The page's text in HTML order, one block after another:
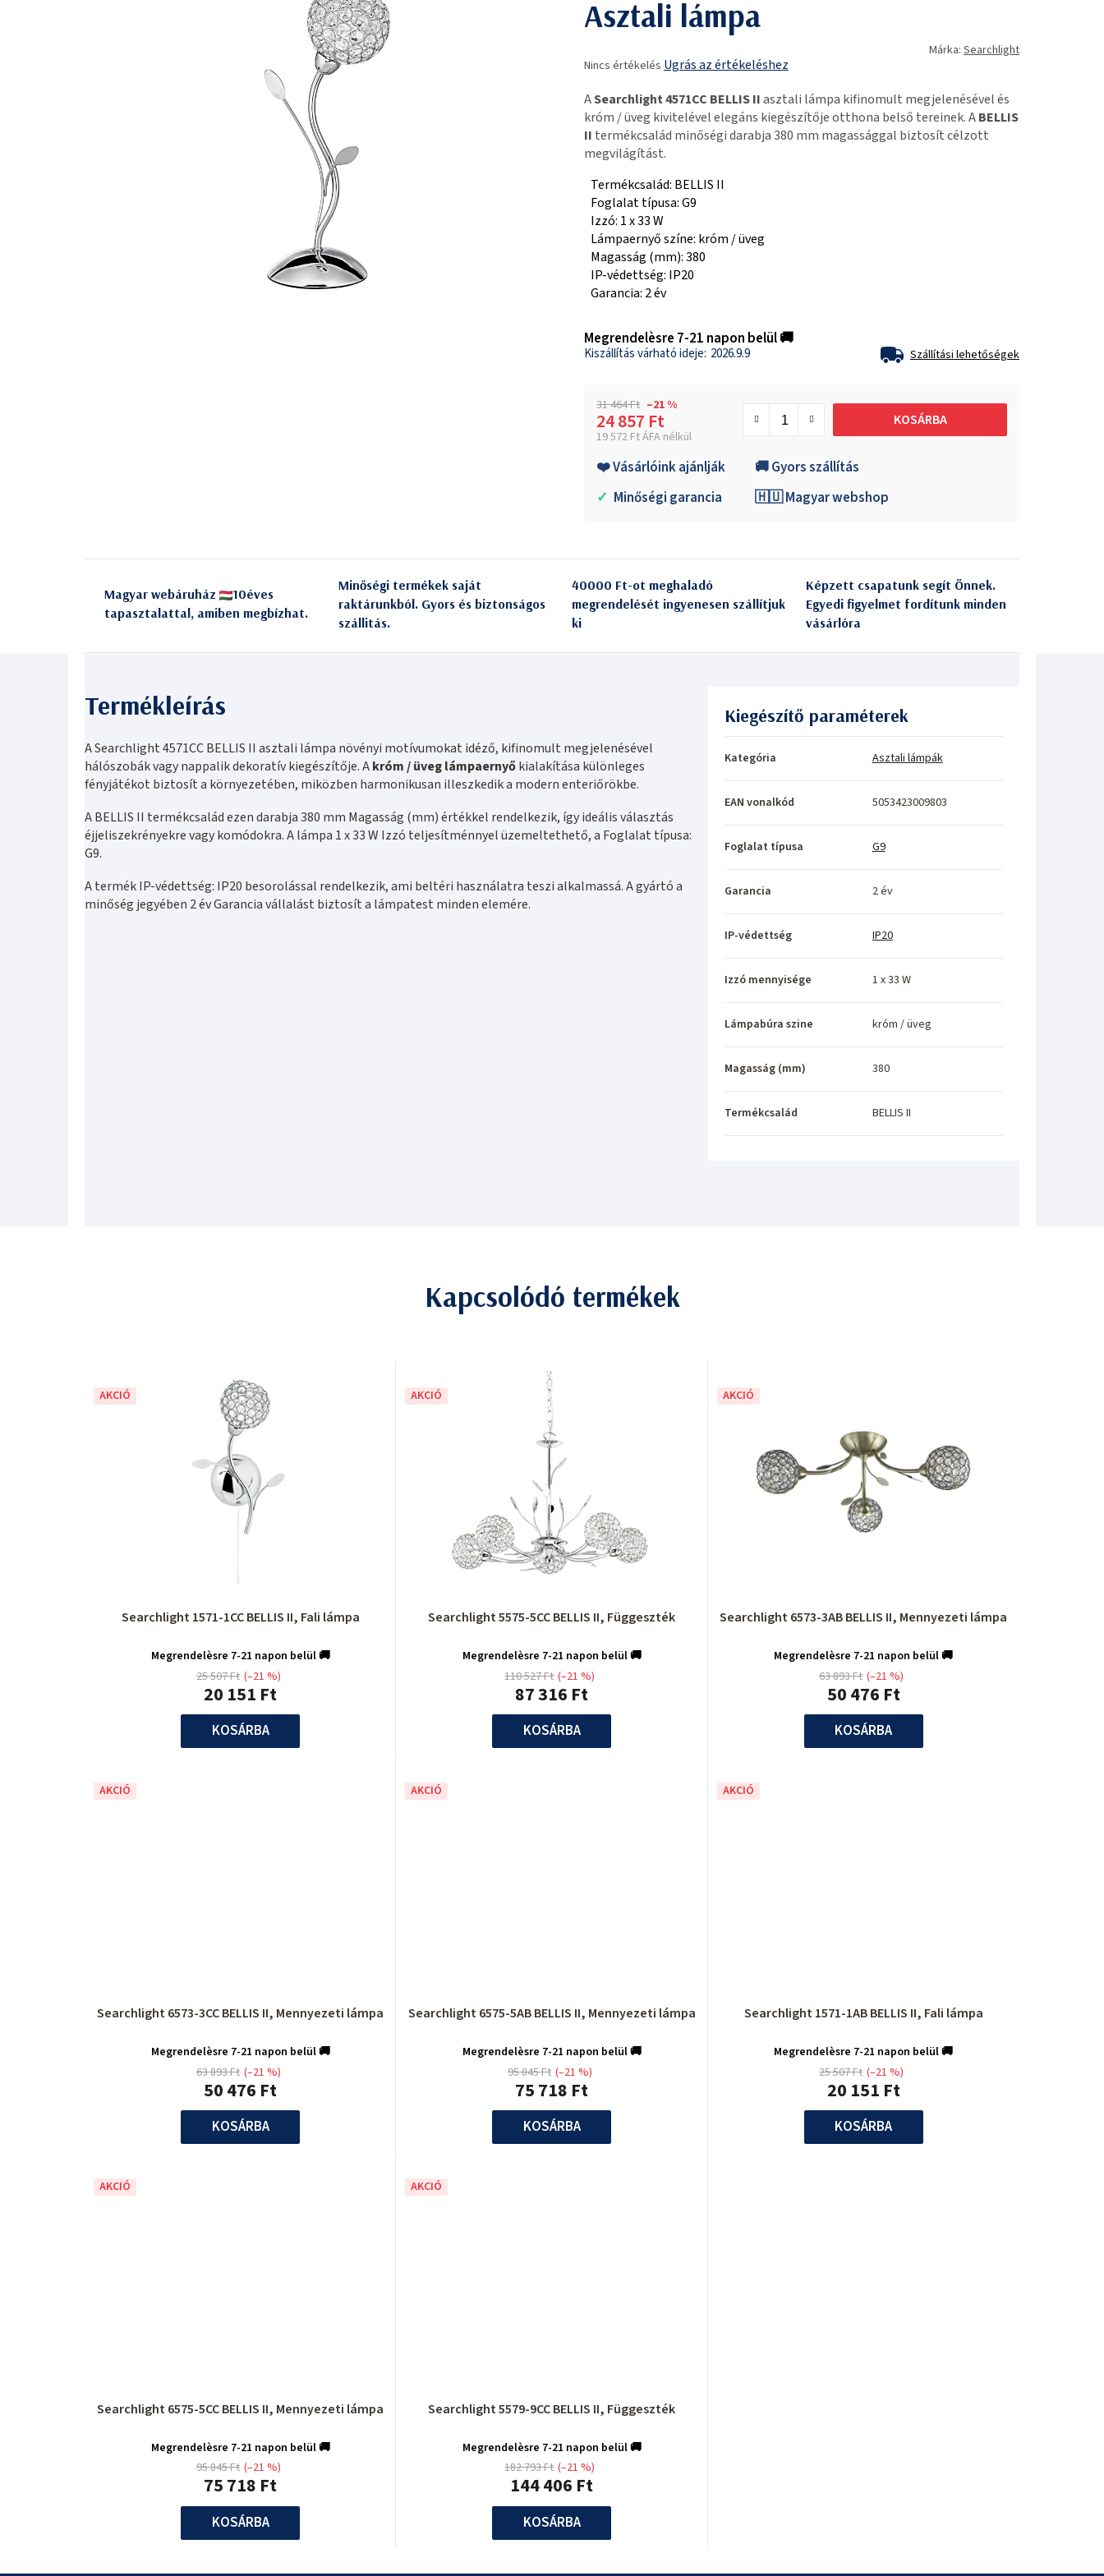
Asztali lámpa
termék
értékelése
5-
ből
0,0
csillag.
Nincs értékelés Ugrás az értékeléshez
Márka: Searchlight
ASearchlight 4571CC BELLIS IIasztali lámpa kifinomult megjelenésével és
króm / üveg kivitelével elegáns kiegészítője otthona belső tereinek. ABELLIS
II termékcsalád minőségi darabja 380 mm magassággal biztosít célzott
megvilágítást.
Termékcsalád: BELLIS II
Foglalat típusa: G9
Izzó: 1 x 33 W
Lámpaernyő színe: króm / üveg
Magasság (mm): 380
IP-védettség: IP20
Garancia: 2 év
Megrendelèsre 7-21 napon belül 🚚
2026.9.9 Szállítási lehetőségek
31 464 Ft –21 %
24 857 Ft
19 572 Ft ÁFA nélkül
KOSÁRBA
❤️ Vásárlóink ajánlják
🚚 Gyors szállítás
✓ Minőségi garancia 🇭🇺 Magyar webshop
Magyar webáruház
10éves
tapasztalattal, amiben megbízhat.
Minőségi termékek saját
raktárunkból. Gyors és biztonságos
szállitás.
40000 Ft-ot meghaladó
megrendelését ingyenesen szállítjuk
ki
Képzett csapatunk segít Önnek.
Egyedi figyelmet fordítunk minden
vásárlóra
A Searchlight 4571CC BELLIS II asztali lámpa növényi motívumokat idéző, kifinomult megjelenésével
hálószobák vagy nappalik dekoratív kiegészítője. Akróm / üveg lámpaernyőkialakítása különleges
fényjátékot biztosít a környezetében, miközben harmonikusan illeszkedik a modern enteriőrökbe.
A BELLIS II termékcsalád ezen darabja 380 mm Magasság (mm) értékkel rendelkezik, így ideális választás
éjjeliszekrényekre vagy komódokra. A lámpa 1 x 33 W Izzó teljesítménnyel üzemeltethető, a Foglalat típusa:
G9.
A termék IP-védettség: IP20 besorolással rendelkezik, ami beltéri használatra teszi alkalmassá. A gyártó a
minőség jegyében 2 év Garancia vállalást biztosít a lámpatest minden elemére.
Kiegészítő paraméterek
Kategória Asztali lámpák
EAN vonalkód 5053423009803
Foglalat típusa G9
Garancia 2 év
IP-védettség IP20
Izzó mennyisége 1 x 33 W
Lámpabúra szine króm / üveg
Magasság (mm) 380
Termékcsalád BELLIS II
Kapcsolódó termékek
AKCIÓ
Searchlight 1571-1CC BELLIS II, Fali lámpa
Megrendelèsre 7-21 napon belül 🚚
20 151 Ft
25 507 Ft (–21 %)
KOSÁRBA
AKCIÓ
Searchlight 5575-5CC BELLIS II, Függeszték
Megrendelèsre 7-21 napon belül 🚚
87 316 Ft
110 527 Ft (–21 %)
KOSÁRBA
AKCIÓ
Searchlight 6573-3AB BELLIS II, Mennyezeti lámpa
Megrendelèsre 7-21 napon belül 🚚
50 476 Ft
63 893 Ft (–21 %)
KOSÁRBA
AKCIÓ
Searchlight 6573-3CC BELLIS II, Mennyezeti lámpa
Megrendelèsre 7-21 napon belül 🚚
50 476 Ft
63 893 Ft (–21 %)
KOSÁRBA
AKCIÓ
Searchlight 6575-5AB BELLIS II, Mennyezeti lámpa
Megrendelèsre 7-21 napon belül 🚚
75 718 Ft
95 845 Ft (–21 %)
KOSÁRBA
AKCIÓ
Searchlight 1571-1AB BELLIS II, Fali lámpa
Megrendelèsre 7-21 napon belül 🚚
20 151 Ft
25 507 Ft (–21 %)
KOSÁRBA
AKCIÓ
Searchlight 6575-5CC BELLIS II, Mennyezeti lámpa
Megrendelèsre 7-21 napon belül 🚚
75 718 Ft
95 845 Ft (–21 %)
KOSÁRBA
AKCIÓ
Searchlight 5579-9CC BELLIS II, Függeszték
Megrendelèsre 7-21 napon belül 🚚
144 406 Ft
182 793 Ft (–21 %)
KOSÁRBA